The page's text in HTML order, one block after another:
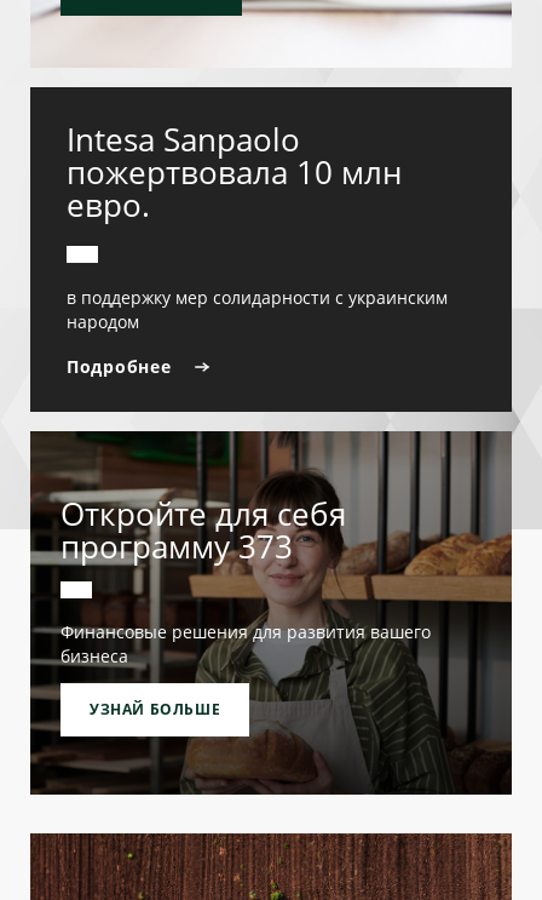
Intesa Sanpaolo
пожертвовала 10 млн
евро.
в поддержку мер солидарности с украинским
народом
Подробнее
Откройте для себя
программу 373
Финансовые решения для развития вашего
бизнеса
УЗНАЙ БОЛЬШЕ